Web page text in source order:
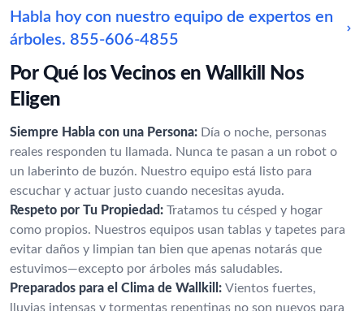
Habla hoy con nuestro equipo de expertos en
árboles. 855-606-4855
Por Qué los Vecinos en Wallkill Nos
Eligen
Siempre Habla con una Persona: Día o noche, personas
reales responden tu llamada. Nunca te pasan a un robot o
un laberinto de buzón. Nuestro equipo está listo para
escuchar y actuar justo cuando necesitas ayuda.
Respeto por Tu Propiedad: Tratamos tu césped y hogar
como propios. Nuestros equipos usan tablas y tapetes para
evitar daños y limpian tan bien que apenas notarás que
estuvimos—excepto por árboles más saludables.
Preparados para el Clima de Wallkill: Vientos fuertes,
lluvias intensas y tormentas repentinas no son nuevos para